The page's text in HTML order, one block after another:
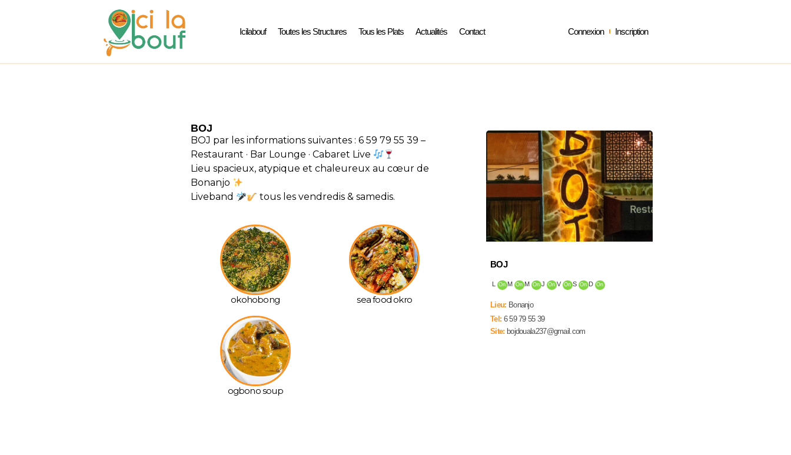
Icilabouf Toutes les Structures Tous les Plats Actualités Contact Connexion Inscription
BOJ
BOJ par les informations suivantes : 6 59 79 55 39 –
Restaurant · Bar Lounge · Cabaret Live
Lieu spacieux, atypique et chaleureux au cœur de
Bonanjo
Liveband
tous les vendredis & samedis.
okohobong sea food okro
ogbono soup
BOJ
L On M On M On J On V On S On D On
Lieu: Bonanjo
Tel: 6 59 79 55 39
Site: bojdouala237@gmail.com